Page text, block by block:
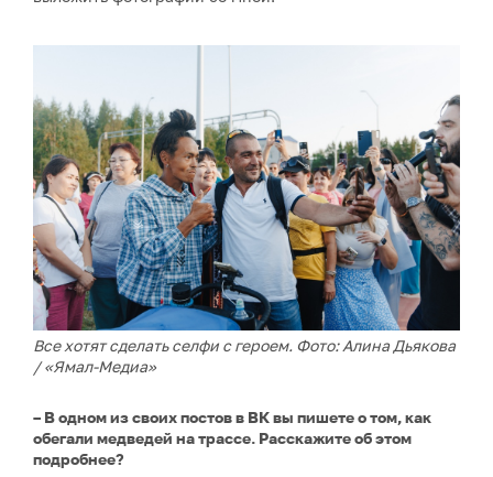
Все хотят сделать селфи с героем. Фото: Алина Дьякова
/ «Ямал-Медиа»
– В одном из своих постов в ВК вы пишете о том, как
обегали медведей на трассе. Расскажите об этом
подробнее?